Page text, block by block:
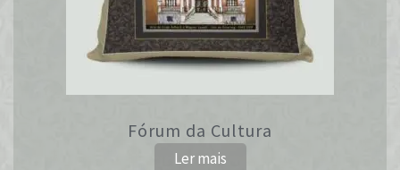
Fórum da Cultura
Ler mais